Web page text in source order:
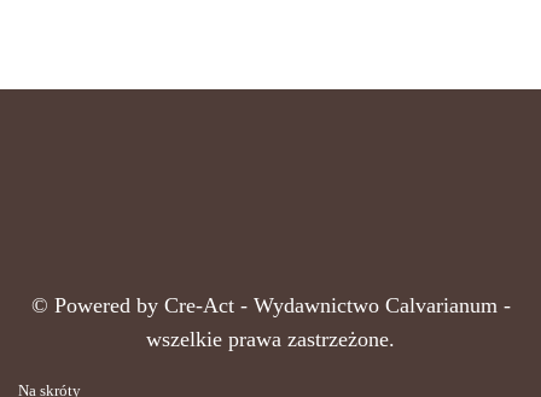
© Powered by Cre-Act - Wydawnictwo Calvarianum -
wszelkie prawa zastrzeżone.
Na skróty